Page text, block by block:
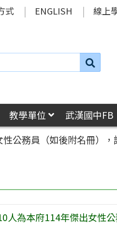
式 ENGLISH 線上
搜
教學單位 武漢國中FB
公務員（如後附名冊），
人為本府114年傑出女性